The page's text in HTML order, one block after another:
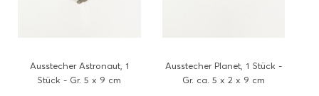
Ausstecher Astronaut, 1
Stück - Gr. 5 x 9 cm
Ausstecher Planet, 1 Stück -
Gr. ca. 5 x 2 x 9 cm